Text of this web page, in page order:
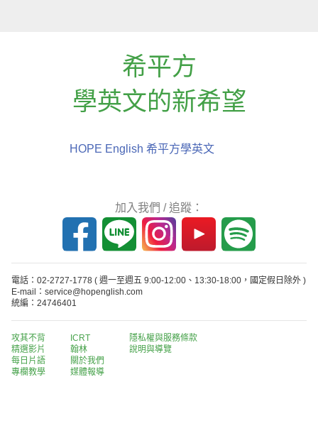
希平方
學英文的新希望
HOPE English 希平方學英文
加入我們 / 追蹤：
電話：02-2727-1778 ( 週一至週五 9:00-12:00、13:30-18:00，國定假日除外 )
E-mail：service@hopenglish.com
統編：24746401
攻其不背
精選影片
每日片語
專欄教學
ICRT
翰林
關於我們
媒體報導
隱私權與服務條款
說明與導覽